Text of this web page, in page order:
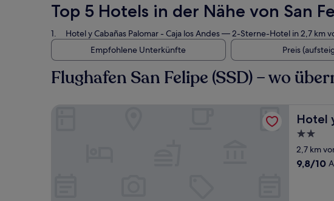
Top 5 Hotels in der Nähe von San
Hotel y Cabañas Palomar - Caja los Andes— 2-Sterne-Hotel in 2,7 km
Empfohlene Unterkünfte
Preis
Flughafen San Felipe (SSD) – wo
Hotel
Hotel y
2.0-
Sterne-
2,7 km
9.8
9,8/10